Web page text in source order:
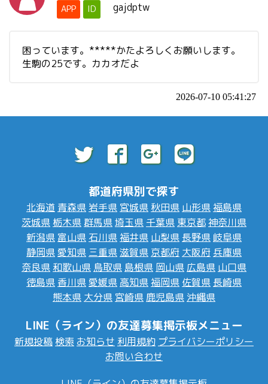
APP ID gajdptw
困っています。*****かたよろしくお願いします。
生駒の25です。カカオだよ
2026-07-10 05:41:27
都道府県別で探す
北海道 青森県 岩手県 宮城県 秋田県 山形県福島県
茨城県 栃木県群馬県埼玉県 千葉県 東京都神奈川県
新潟県 富山県 石川県福井県 山梨県 長野県 岐阜県
静岡県愛知県 三重県滋賀県 京都府 大阪府 兵庫県
奈良県 和歌山県 鳥取県 島根県 岡山県 広島県 山口県
徳島県 香川県愛媛県 高知県福岡県 佐賀県 長崎県
熊本県 大分県 宮崎県 鹿児島県 沖縄県
LINE（ライン）の友達募集掲示板メニュー
新規投稿 検索 お知らせ 利用規約 プライバシーポリシー
お問い合わせ